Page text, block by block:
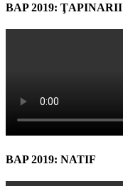
BAP 2019: ŢAPINARII
BAP 2019: NATIF